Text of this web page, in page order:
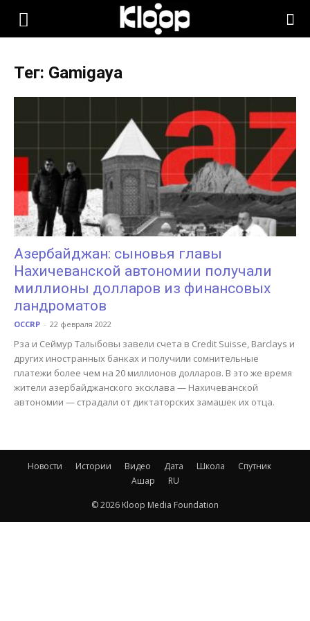
KLOOP.KG
Кыргызстана
Тег: Gamigaya
Азербайджан: сыновья главы
Нахичеванской автономии получали
миллионы долларов из финансовых
ландроматов
OCCRP - 22 февраля 2022
Рза и Сеймур Талыбовы завели счета в Credit Suisse, Barclays и
других иностранных банках и получили сомнительные
платежи более чем на 20 миллионов долларов. В это же время
жители азербайджанского эксклава — Нахичеванской
автономии — страдали от диктаторских замашек их отца.
Новости Истории Видео Дата Школа
Спутник
Ашар
RU
© 2026 Kloop Media Foundation